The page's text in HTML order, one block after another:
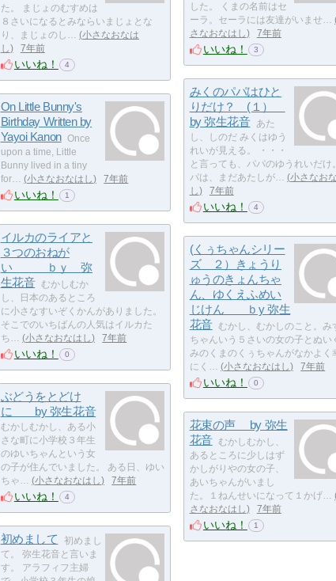
た。 まじょのむすめは
８さいになるとみならいまじょとな
り、まじょのし…
小さなおなは
し
7年前
いいね！ 4
した。 くまの名前はセ
ーラ。セーラには友達がいませ…
さなおなはし
7年前
いいね！ 3
みくのパパはひと
りだけ？ (１）
by 弥生花音
あた
し、しのだ みくはゆう
れいが見える。 ・・・
と言っても、パパのゆうれいだけ
パは、まだあたしが…
小さなお
し
7年前
いいね！ 4
On Little Bunny's
Birthday Written by
Yayoi Kanon
Once
upon a time, Little
Bunny lived in a tiny
for…
小さなおなはし 7年前
いいね！ 1
イルカのライアと
３つのおねが
い ｂｙ 弥
生花音
むかしむか
し、日本のあるところ
に小さなすいぞくかんがありました。
そこでのいちばんの人気はイルカた
ち…
小さなおなはし 7年前
いいね！ 0
(くぅちゃんシリー
ズ ２）きょうり
ゅうのきょんちゃ
ん、ゆくえふめい
じけん ｂy 弥生
花音
むかし、むかしのこと。み
ちゃんいう５さいの女の子とぬい
みのくまのくぅちゃんがなかよく
にく…
小さなおなはし 7年前
いいね！ 0
ぶどうをとどけ
に by 弥生花音
むかしむかし、ある小
さな町に小学校３年生
のゆいちゃんという女
の子が住んでいました。 ある日、ゆい
ちゃ…
小さなおなはし 7年前
いいね！ 4
花束の声 by 弥生
花音
むかしむかし、
あるところに少しはず
かしがりやの女の子、
あいちゃんがいまし
た。１ねんせいになって１かげ…
さなおなはし
7年前
いいね！ 1
初めまして
初めまし
て。 弥生花音と言いま
す。 アラフィフ主婦